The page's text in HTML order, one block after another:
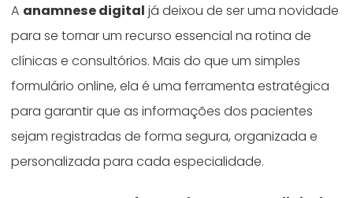
A anamnese digital já deixou de ser uma novidade
para se tornar um recurso essencial na rotina de
clínicas e consultórios. Mais do que um simples
formulário online, ela é uma ferramenta estratégica
para garantir que as informações dos pacientes
sejam registradas de forma segura, organizada e
personalizada para cada especialidade.